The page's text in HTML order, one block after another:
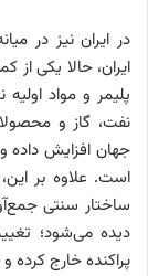
در ایران نیز در
ایران، حالا یکی از
پلیمر و مواد
نفت، گاز و
جهان افزایش داده و
است. علاوه بر
ساختار سنتی
دیده می‌شود؛
پراکنده خارج